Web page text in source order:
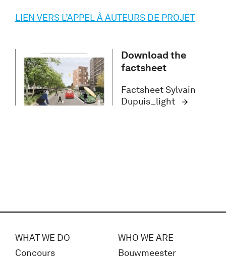
LIEN VERS L’APPEL À AUTEURS DE PROJET
Download the
factsheet
Factsheet Sylvain
Dupuis_light
WHAT WE DO
Concours
WHO WE ARE
Bouwmeester